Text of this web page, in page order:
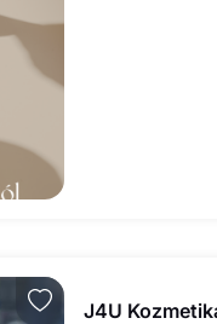
J4U